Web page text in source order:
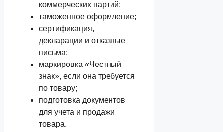
коммерческих партий;
таможенное оформление;
сертификация,
декларации и отказные
письма;
маркировка «Честный
знак», если она требуется
по товару;
подготовка документов
для учета и продажи
товара.